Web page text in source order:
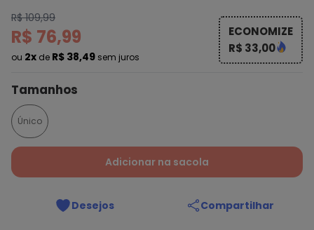
R$ 109,99
R$ 76,99
ou 2x de R$ 38,49 sem juros
ECONOMIZE
R$ 33,00
Tamanhos
Único
Adicionar na sacola
Desejos Compartilhar